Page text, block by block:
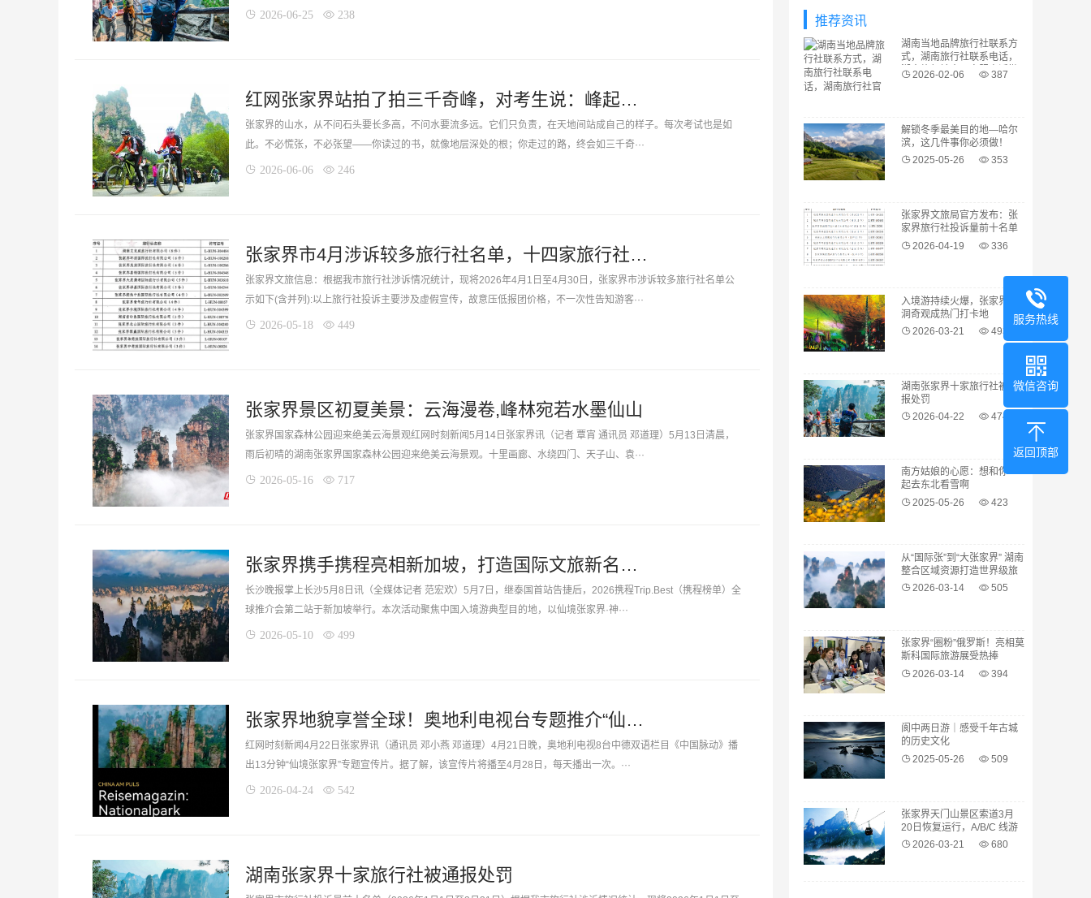
2026-06-25 238
红网张家界站拍了拍三千奇峰，对考生说：峰起，你起！
张家界的山水，从不问石头要长多高，不问水要流多远。它们只负责，在天地间站成自己的样子。每次考试也是如
此。不必慌张，不必张望——你读过的书，就像地层深处的根；你走过的路，终会如三千奇···
2026-06-06 246
张家界市4月涉诉较多旅行社名单，十四家旅行社上榜被通报
张家界文旅信息：根据我市旅行社涉诉情况统计，现将2026年4月1日至4月30日，张家界市涉诉较多旅行社名单公
示如下(含并列):以上旅行社投诉主要涉及虚假宣传，故意压低报团价格，不一次性告知游客···
2026-05-18 449
张家界景区初夏美景：云海漫卷,峰林宛若水墨仙山
张家界国家森林公园迎来绝美云海景观红网时刻新闻5月14日张家界讯（记者 覃宵 通讯员 邓道理）5月13日清晨，
雨后初晴的湖南张家界国家森林公园迎来绝美云海景观。十里画廊、水绕四门、天子山、袁···
2026-05-16 717
张家界携手携程亮相新加坡，打造国际文旅新名片！
长沙晚报掌上长沙5月8日讯（全媒体记者 范宏欢）5月7日，继泰国首站告捷后，2026携程Trip.Best（携程榜单）全
球推介会第二站于新加坡举行。本次活动聚焦中国入境游典型目的地，以仙境张家界·神···
2026-05-10 499
张家界地貌享誉全球！奥地利电视台专题推介“仙境张家界”
红网时刻新闻4月22日张家界讯（通讯员 邓小燕 邓道理）4月21日晚，奥地利电视8台中德双语栏目《中国脉动》播
出13分钟“仙境张家界”专题宣传片。据了解，该宣传片将播至4月28日，每天播出一次。···
2026-04-24 542
湖南张家界十家旅行社被通报处罚
推荐资讯
湖南当地品牌旅行社联系方
式，湖南旅行社联系电话，
湖南旅行社官网客服电话微
2026-02-06 387
解锁冬季最美目的地—哈尔
滨，这几件事你必须做！
2025-05-26
353
张家界文旅局官方发布：张
家界旅行社投诉量前十名单
公示2026-04-19 336
入境游持续火爆，张家界溶
洞奇观成热门打卡地
2026-03-21
493
湖南张家界十家旅行社被通
报处罚
2026-04-22
474
南方姑娘的心愿：想和你一
起去东北看雪啊
2025-05-26
423
从“国际张”到“大张家界” 湖南
整合区域资源打造世界级旅
游目的地
2026-03-14 505
张家界“圈粉”俄罗斯！亮相莫
斯科国际旅游展受热捧
2026-03-14
394
阆中两日游｜感受千年古城
的历史文化
2025-05-26
509
张家界天门山景区索道3月
20日恢复运行，A/B/C 线游
览攻略请收好
2026-03-21 680
服务热线
微信咨询
返回顶部